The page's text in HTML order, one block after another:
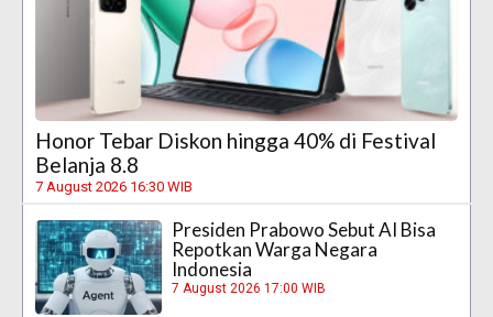
Honor Tebar Diskon hingga 40% di Festival
Belanja 8.8
7 August 2026 16:30 WIB
Presiden Prabowo Sebut AI Bisa
Repotkan Warga Negara
Indonesia
7 August 2026 17:00 WIB